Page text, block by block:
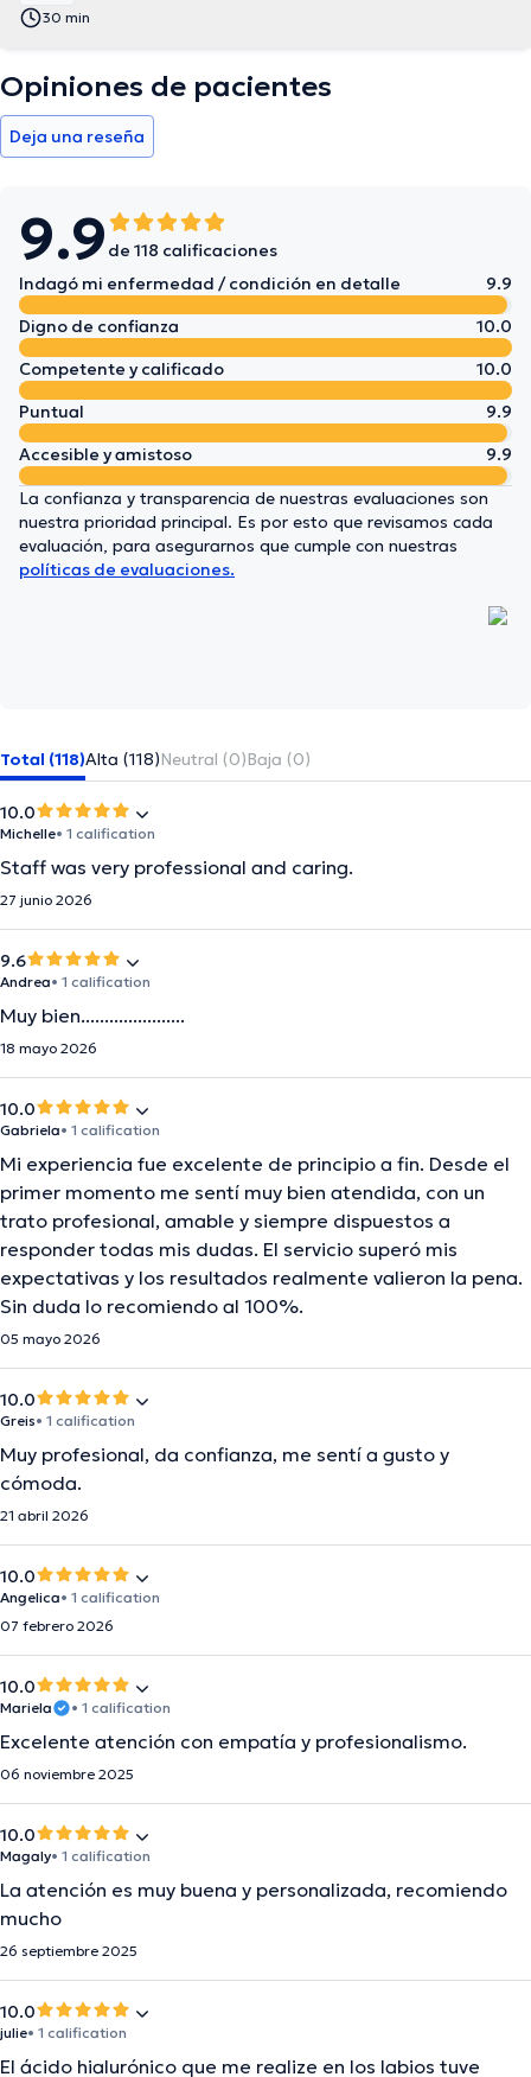
30 min
Opiniones de pacientes
Deja una reseña
9.9 de 118 calificaciones
Indagó mi enfermedad / condición en detalle
9.9
Digno de confianza
10.0
Competente y calificado
10.0
Puntual
9.9
Accesible y amistoso
9.9
La confianza y transparencia de nuestras evaluaciones son
nuestra prioridad principal. Es por esto que revisamos cada
evaluación, para asegurarnos que cumple con nuestras
políticas de evaluaciones.
Total (118)Alta (118)Neutral (0)Baja (0)
10.0
Michelle• 1 calification
Staff was very professional and caring.
27 junio 2026
9.6
Andrea• 1 calification
Muy bien......................
18 mayo 2026
10.0
Gabriela• 1 calification
Mi experiencia fue excelente de principio a fin. Desde el
primer momento me sentí muy bien atendida, con un
trato profesional, amable y siempre dispuestos a
responder todas mis dudas. El servicio superó mis
expectativas y los resultados realmente valieron la pena.
Sin duda lo recomiendo al 100%.
05 mayo 2026
10.0
Greis• 1 calification
Muy profesional, da confianza, me sentí a gusto y
cómoda.
21 abril 2026
10.0
Angelica• 1 calification
07 febrero 2026
10.0
Mariela • 1 calification
Excelente atención con empatía y profesionalismo.
06 noviembre 2025
10.0
Magaly• 1 calification
La atención es muy buena y personalizada, recomiendo
mucho
26 septiembre 2025
10.0
julie• 1 calification
El ácido hialurónico que me realize en los labios tuve